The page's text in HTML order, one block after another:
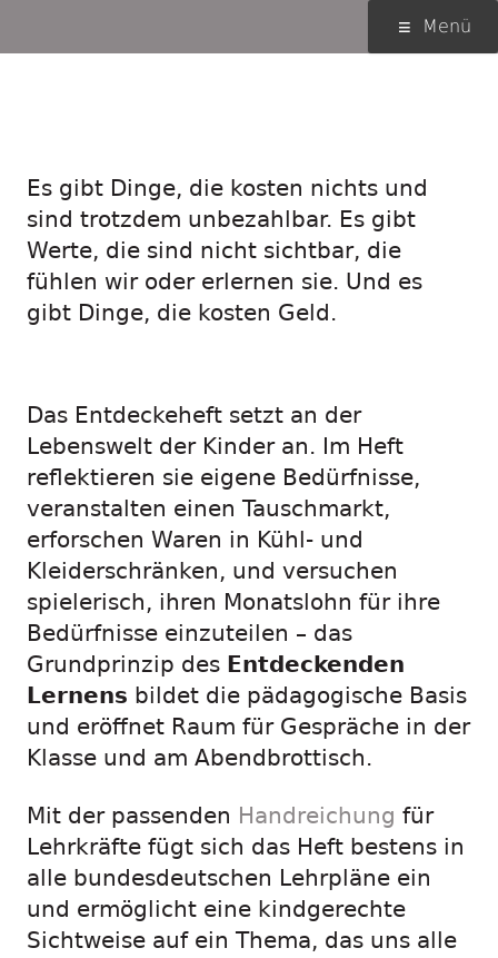
Menü
Menü
Es gibt Dinge, die kosten nichts und
sind trotzdem unbezahlbar. Es gibt
Werte, die sind nicht sichtbar, die
fühlen wir oder erlernen sie. Und es
gibt Dinge, die kosten Geld.
Das Entdeckeheft setzt an der
Lebenswelt der Kinder an. Im Heft
reflektieren sie eigene Bedürfnisse,
veranstalten einen Tauschmarkt,
erforschen Waren in Kühl- und
Kleiderschränken, und versuchen
spielerisch, ihren Monatslohn für ihre
Bedürfnisse einzuteilen – das
Grundprinzip des Entdeckenden
Lernens bildet die pädagogische Basis
und eröffnet Raum für Gespräche in der
Klasse und am Abendbrottisch.
Mit der passenden Handreichung für
Lehrkräfte fügt sich das Heft bestens in
alle bundesdeutschen Lehrpläne ein
und ermöglicht eine kindgerechte
Sichtweise auf ein Thema, das uns alle